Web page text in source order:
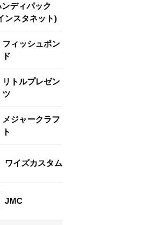
ンディパック
ンスタネット)
フィッシュポン
ド
リトルプレゼン
ツ
メジャークラフ
ト
ワイズカスタム
JMC